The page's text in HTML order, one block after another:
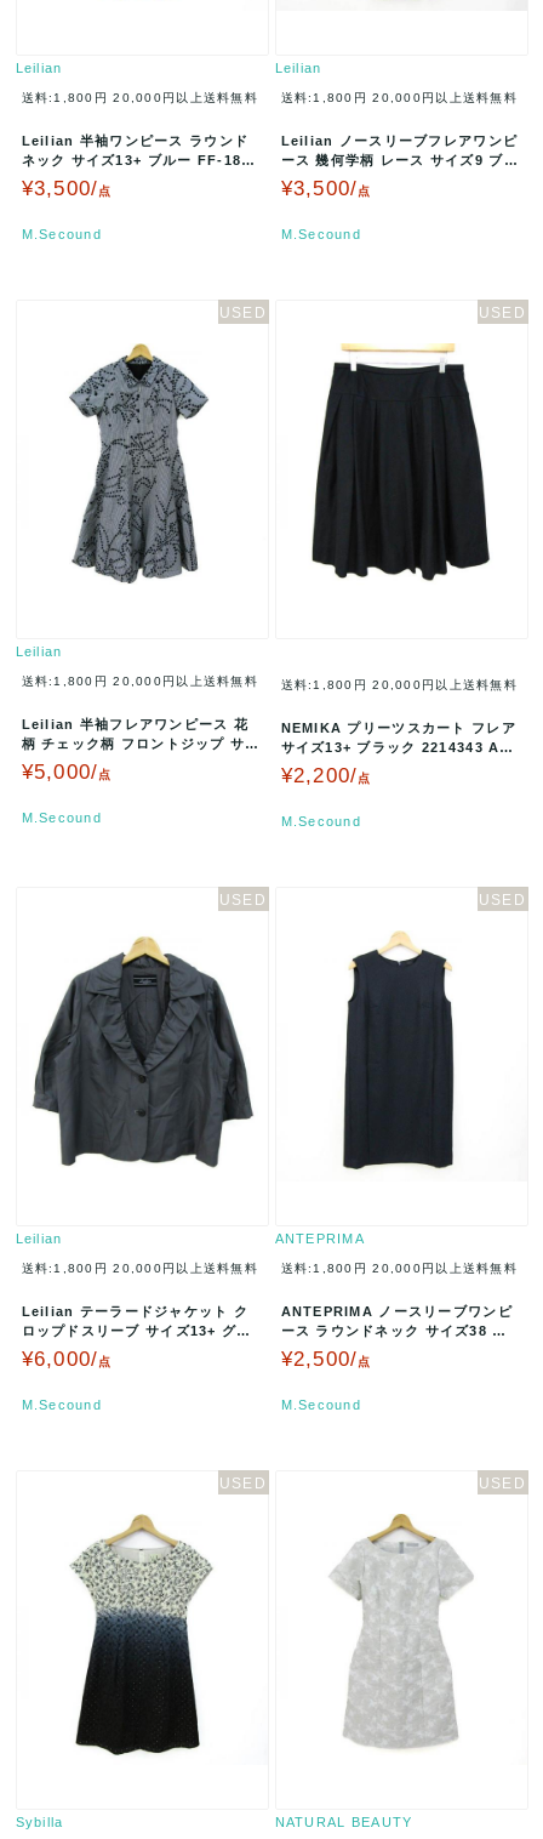
Leilian
送料:1,800円 20,000円以上送料無料
Leilian 半袖ワンピース ラウンド
ネック サイズ13+ ブルー FF-1804
193 A003…
¥3,500/点
M.Secound
Leilian
送料:1,800円 20,000円以上送料無料
Leilian ノースリーブフレアワンピ
ース 幾何学柄 レース サイズ9 ブラ
ック FF-07013…
¥3,500/点
M.Secound
Leilian
送料:1,800円 20,000円以上送料無料
Leilian 半袖フレアワンピース 花
柄 チェック柄 フロントジップ サイ
ズ9 ブラック 2214…
¥5,000/点
M.Secound
送料:1,800円 20,000円以上送料無料
NEMIKA プリーツスカート フレア
サイズ13+ ブラック 2214343 A00
346
¥2,200/点
M.Secound
Leilian
送料:1,800円 20,000円以上送料無料
Leilian テーラードジャケット ク
ロップドスリーブ サイズ13+ グレ
ー IT-170119…
¥6,000/点
M.Secound
ANTEPRIMA
送料:1,800円 20,000円以上送料無料
ANTEPRIMA ノースリーブワンピ
ース ラウンドネック サイズ38 ブ
ラック AW19S9663…
¥2,500/点
M.Secound
Sybilla NATURAL BEAUTY